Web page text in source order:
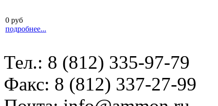
0 руб
подробнее...
Тел.: 8 (812) 335-97-79
Факс: 8 (812) 337-27-99